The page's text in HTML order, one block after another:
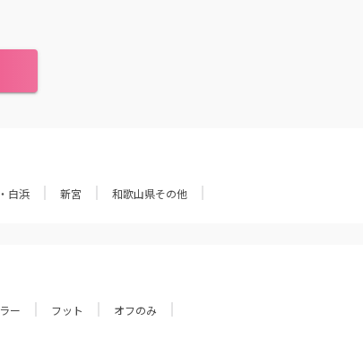
白浜 新宮 和歌山県その他
ー フット オフのみ